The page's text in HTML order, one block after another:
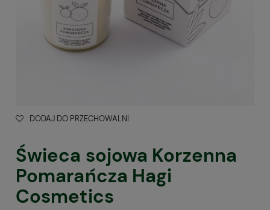
DODAJ DO PRZECHOWALNI
Świeca sojowa Korzenna
Pomarańcza Hagi
Cosmetics